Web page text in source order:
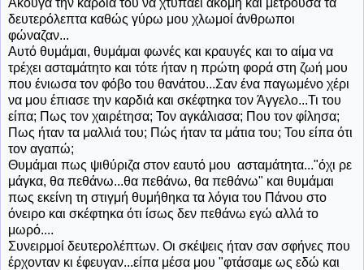
Άκουγα την καρδιά του να χτυπάει ακόμη και μετρούσα τα
δευτερόλεπτα καθώς γύρω μου χλωμοί άνθρωποι
φώναζαν...
Αυτό θυμάμαι, θυμάμαι φωνές και κραυγές και το αίμα να
τρέχει ασταμάτητο και τότε ήταν η πρώτη φορά στη ζωή μου
που ένιωσα τον φόβο του θανάτου...Σαν ένα παγωμένο χέρι
να μου έπιασε την καρδιά και σκέφτηκα τον Άγγελο...Τι του
είπα; Πως τον χαιρέτησα; Τον αγκάλιασα; Που τον φίλησα;
Πως ήταν τα μαλλιά του; Πώς ήταν τα μάτια του; Του είπα ότι
τον αγαπώ;
Θυμάμαι πως ψιθύριζα στον εαυτό μου ασταμάτητα..."όχι ρε
μάγκα, θα πεθάνω...θα πεθάνω, θα πεθάνω" και θυμάμαι
πως εκείνη τη στιγμή θυμήθηκα τα λόγια του Πάνου στο
όνειρο και σκέφτηκα ότι ίσως δεν πεθάνω εγώ αλλά το
μωρό....
Συνειρμοί δευτερολέπτων. Οι σκέψεις ήταν σαν σφήνες που
έρχονταν κι έφευγαν...είπα μέσα μου "φτάσαμε ως εδώ και